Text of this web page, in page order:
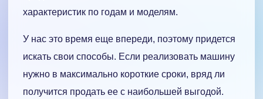
характеристик по годам и моделям.
У нас это время еще впереди, поэтому придется
искать свои способы. Если реализовать машину
нужно в максимально короткие сроки, вряд ли
получится продать ее с наибольшей выгодой.